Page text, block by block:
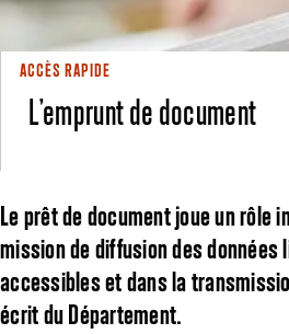
ACCÈS RAPIDE
L’emprunt de document
Le prêt de document joue un rôle
mission de diffusion des données
accessibles et dans la
écrit du Département.